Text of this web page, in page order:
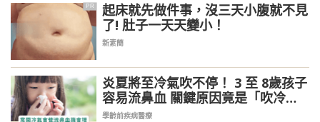
PR
起床就先做件事，沒三天小腹就不見
了! 肚子一天天變小！
新素簡
炎夏將至冷氣吹不停！ 3 至 8歲孩子
容易流鼻血 關鍵原因竟是「吹冷
氣」
學齡前疾病醫療